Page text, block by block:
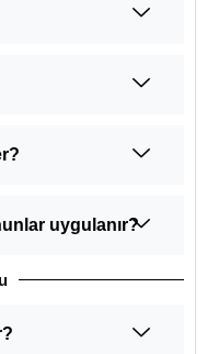
uygulanır?